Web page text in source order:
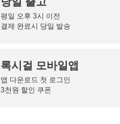
평일 오후 3시 이전
결제 완료시 당일 발송
록시걸 모바일앱
앱 다운로드 첫 로그인
3천원 할인 쿠폰